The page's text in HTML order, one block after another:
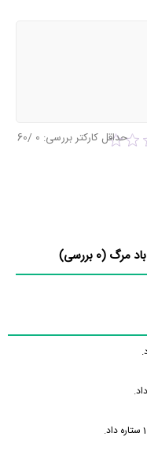
حداقل کارکتر بررسی: 0
/60
باد مرگ (0 بررسی)